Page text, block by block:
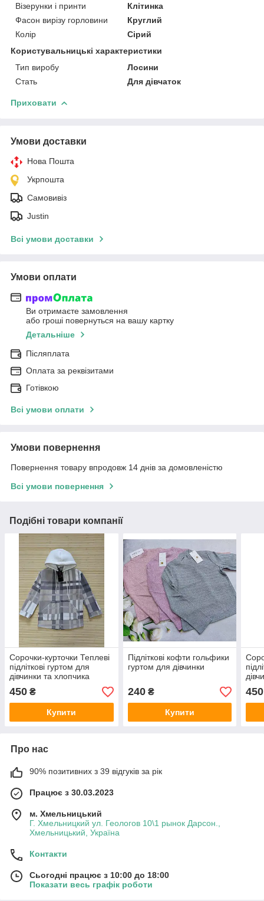
Візерунки і принти
Клітинка
Фасон вирізу горловини
Круглий
Колір
Сірий
Користувальницькі характеристики
Тип виробу
Лосини
Стать
Для дівчаток
Приховати
Умови доставки
Нова Пошта
Укрпошта
Самовивіз
Justin
Всі умови доставки
Умови оплати
Ви отримаєте замовлення
або гроші повернуться на вашу картку
Детальніше
Післяплата
Оплата за реквізитами
Готівкою
Всі умови оплати
Умови повернення
Повернення товару впродовж 14 днів за домовленістю
Всі умови повернення
Подібні товари компанії
Сорочки-курточки Теплеві
підліткові гуртом для
дівчинки та хлопчика
450 ₴
Купити
Підліткові кофти гольфики
гуртом для дівчинки
240₴
Купити
450
Про нас
90% позитивних з 39 відгуків за рік
Працює з 30.03.2023
м. Хмельницький
Г. Хмельницкий ул. Геологов 10\1 рынок Дарсон.,
Хмельницький, Україна
Контакти
Сьогодні працює з 10:00 до 18:00
Показати весь графік роботи